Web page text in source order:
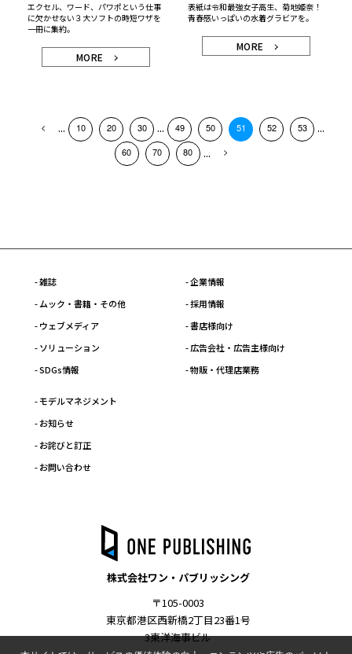
エクセル、ワード、パワポという仕事
に欠かせない３大ソフトの時短ワザを
一冊に集約。
MORE
表紙は令和最強女子高生、菊地姫奈！
青春感いっぱいの水着グラビアを。
MORE
... 10 20 30 ... 49 50 51 52 53 ...
60 70 80 ...
- 雑誌
- ムック・書籍・その他
- ウェブメディア
- ソリューション
- SDGs情報
- 企業情報
- 採用情報
- 書店様向け
- 広告会社・広告主様向け
- 物販・代理店業務
- モデルマネジメント
- お知らせ
- お詫びと訂正
- お問い合わせ
株式会社ワン・パブリッシング
〒105-0003
東京都港区西新橋2丁目23番1号
3東洋海事ビル